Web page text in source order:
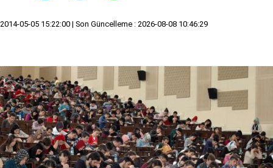
2014-05-05 15:22:00 | Son Güncelleme : 2026-08-08 10:46:29